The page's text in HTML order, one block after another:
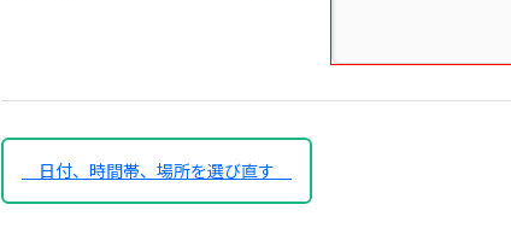
日付、時間帯、場所を選び直す